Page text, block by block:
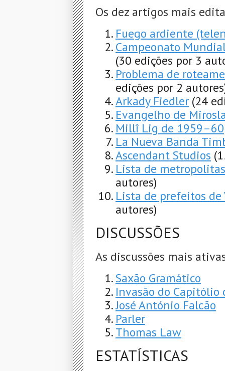
Os dez artigos mais
Fuego ardiente
Campeonato
(30 edições por 3
Problema de
edições por 2
Arkady Fiedler (24
Evangelho de
Millî Lig de 1959–60
La Nueva Banda
Ascendant Studios
Lista de
autores)
Lista de prefeitos
autores)
DISCUSSÕES
As discussões mais
Saxão Gramático
Invasão do Capitólio
José António Falcão
Parler
Thomas Law
ESTATÍSTICAS